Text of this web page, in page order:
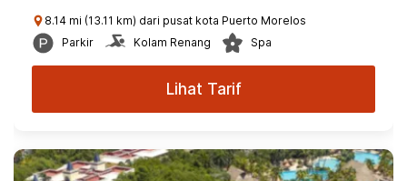
8.14 mi (13.11 km) dari pusat kota Puerto Morelos
Parkir
Kolam Renang Spa
Lihat Tarif